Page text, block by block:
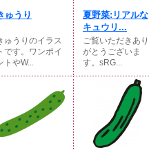
ゅうり
ゅうりのイラス
です。ワンポイ
トやW...
夏野菜:リアルな
キュウリ...
ご覧いただきあり
がとうございま
す。sRG...